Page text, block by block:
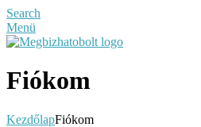
Search
Menü
Fiókom
KezdőlapFiókom